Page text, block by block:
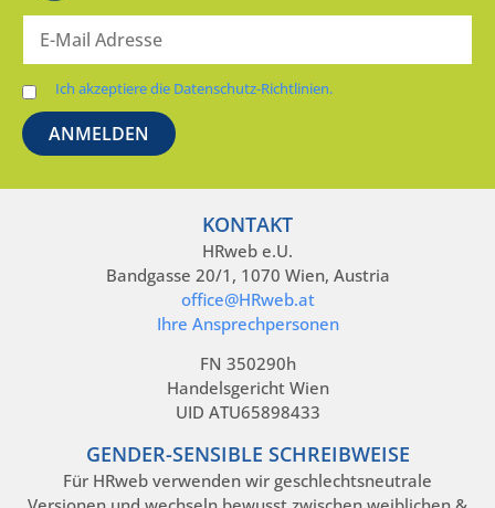
Ich akzeptiere die Datenschutz-Richtlinien.
KONTAKT
HRweb e.U.
Bandgasse 20/1, 1070 Wien, Austria
office@HRweb.at
Ihre Ansprechpersonen
FN 350290h
Handelsgericht Wien
UID ATU65898433
GENDER-SENSIBLE SCHREIBWEISE
Für HRweb verwenden wir geschlechtsneutrale